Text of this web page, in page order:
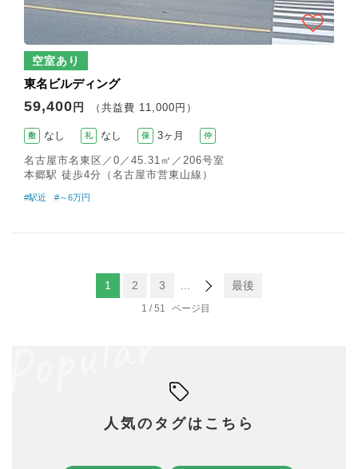
空室あり
東名ビルディング
59,400 円 （共益費 11,000円）
敷 なし 礼 なし 保 3ヶ月 仲
名古屋市名東区／0／45.31㎡／206号室
本郷駅 徒歩4分（名古屋市営東山線）
#駅近 #～6万円
1 / 51
1 2 3 最後
人気のタグはこちら